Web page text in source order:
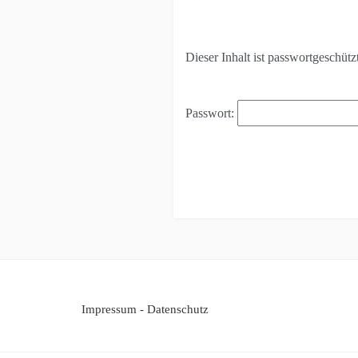
Dieser Inhalt ist
Passwort:
Impressum - Datenschutz